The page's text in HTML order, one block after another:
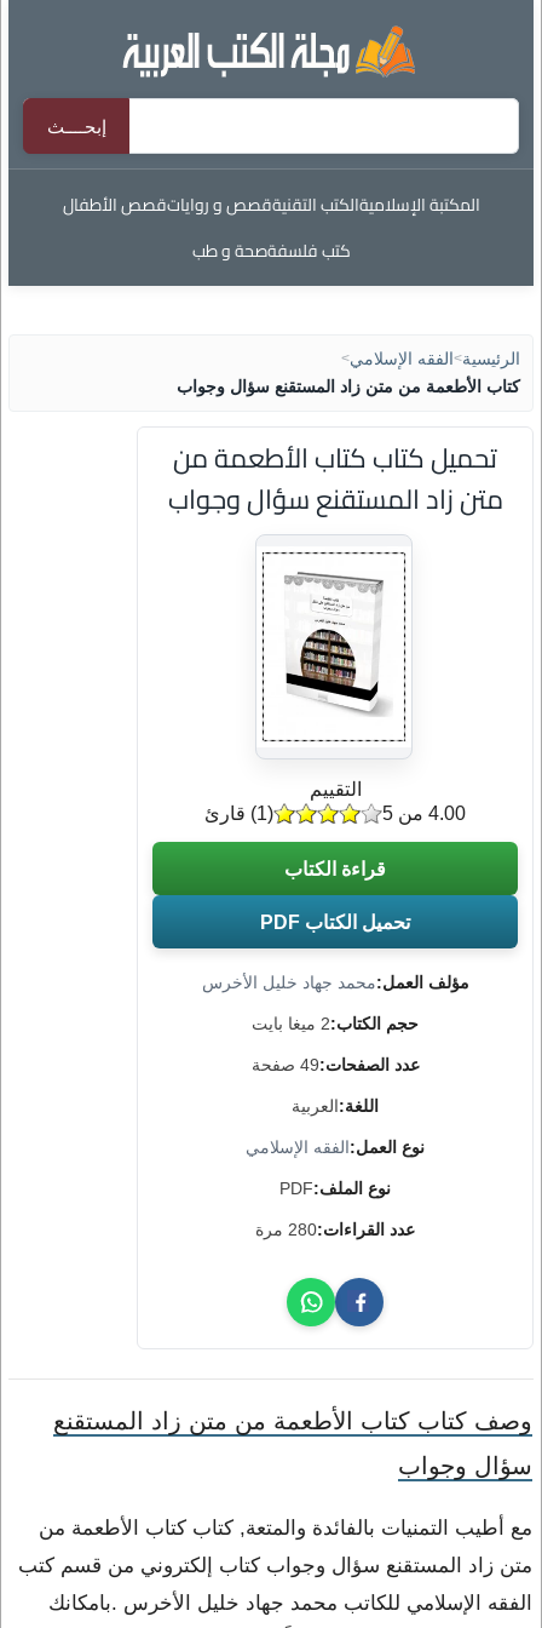
المكتبة الإسلاميةالكتب التقنيةقصص و رواياتقصص الأطفال
كتب فلسفةصحة و طب
الرئيسية> الفقه الإسلامي>
كتاب الأطعمة من متن زاد المستقنع سؤال وجواب
تحميل كتاب كتاب الأطعمة من
متن زاد المستقنع سؤال وجواب
مؤلف العمل:محمد جهاد خليل الأخرس
حجم الكتاب:2 ميغا بايت
عدد الصفحات:49 صفحة
اللغة:العربية
نوع العمل:الفقه الإسلامي
نوع الملف:PDF
عدد القراءات:280 مرة
التقييم
(
1) قارئ 4.00 من 5
قراءة الكتاب
تحميل الكتاب PDF
وصف كتاب كتاب الأطعمة من متن زاد المستقنع
سؤال وجواب
مع أطيب التمنيات بالفائدة والمتعة, كتاب كتاب الأطعمة من
متن زاد المستقنع سؤال وجواب كتاب إلكتروني من قسم كتب
الفقه الإسلامي للكاتب محمد جهاد خليل الأخرس .بامكانك